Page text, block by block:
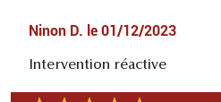
Ninon D. le 01/12/2023
Intervention réactive